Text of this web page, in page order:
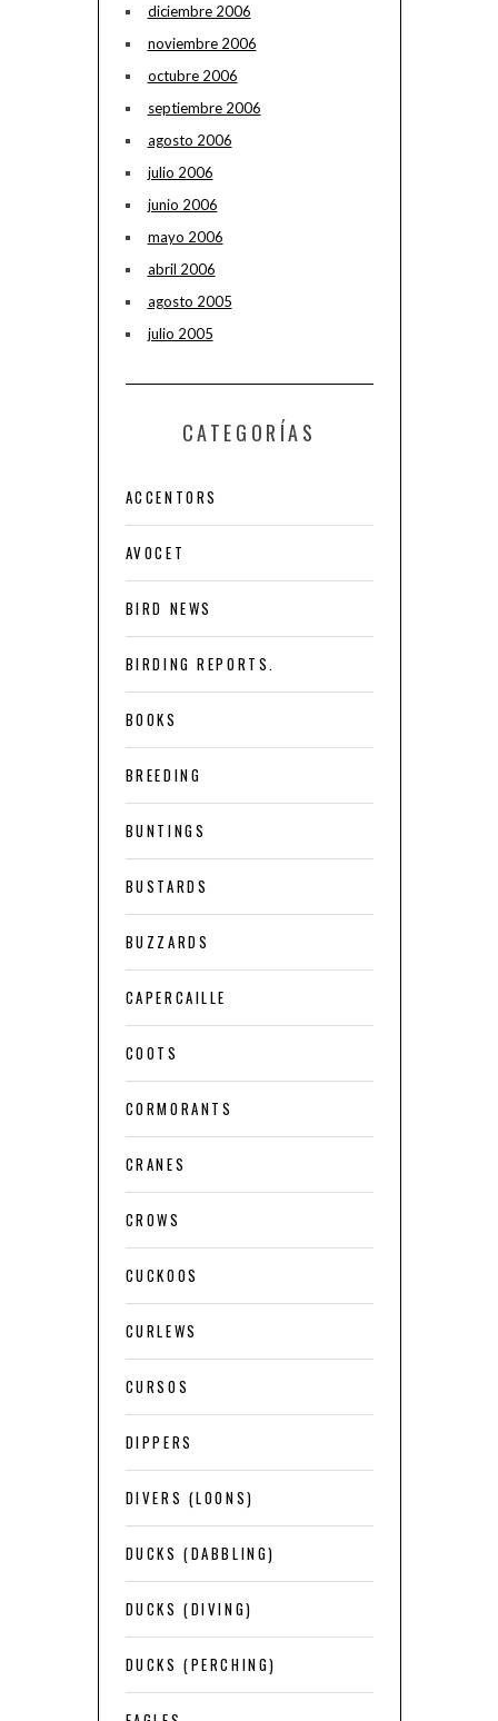
diciembre 2006
noviembre 2006
octubre 2006
septiembre 2006
agosto 2006
julio 2006
junio 2006
mayo 2006
abril 2006
agosto 2005
julio 2005
CATEGORÍAS
ACCENTORS
AVOCET
BIRD NEWS
BIRDING REPORTS.
BOOKS
BREEDING
BUNTINGS
BUSTARDS
BUZZARDS
CAPERCAILLE
COOTS
CORMORANTS
CRANES
CROWS
CUCKOOS
CURLEWS
CURSOS
DIPPERS
DIVERS (LOONS)
DUCKS (DABBLING)
DUCKS (DIVING)
DUCKS (PERCHING)